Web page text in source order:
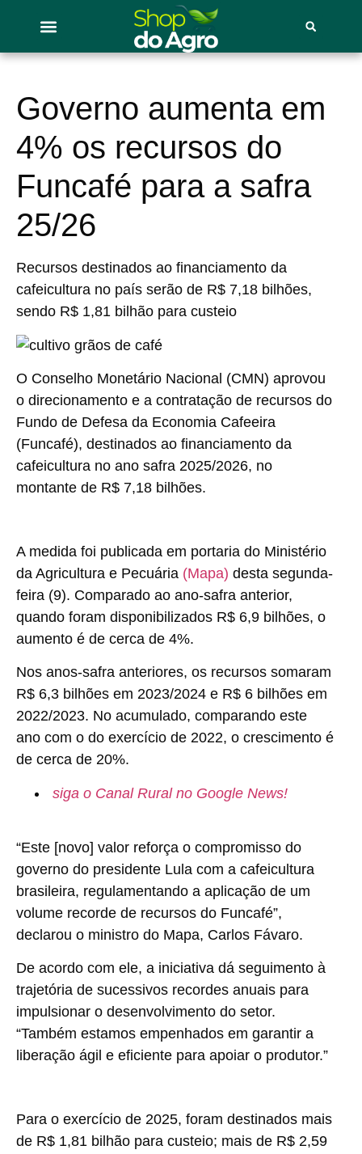
Governo aumenta em
4% os recursos do
Funcafé para a safra
25/26
Recursos destinados ao financiamento da
cafeicultura no país serão de R$ 7,18 bilhões,
sendo R$ 1,81 bilhão para custeio
O Conselho Monetário Nacional (CMN) aprovou
o direcionamento e a contratação de recursos do
Fundo de Defesa da Economia Cafeeira
(Funcafé), destinados ao financiamento da
cafeicultura no ano safra 2025/2026, no
montante de R$ 7,18 bilhões.
A medida foi publicada em portaria do Ministério
da Agricultura e Pecuária (Mapa) desta segunda-
feira (9). Comparado ao ano-safra anterior,
quando foram disponibilizados R$ 6,9 bilhões, o
aumento é de cerca de 4%.
Nos anos-safra anteriores, os recursos somaram
R$ 6,3 bilhões em 2023/2024 e R$ 6 bilhões em
2022/2023. No acumulado, comparando este
ano com o do exercício de 2022, o crescimento é
de cerca de 20%.
siga o Canal Rural no Google News!
“Este [novo] valor reforça o compromisso do
governo do presidente Lula com a cafeicultura
brasileira, regulamentando a aplicação de um
volume recorde de recursos do Funcafé”,
declarou o ministro do Mapa, Carlos Fávaro.
De acordo com ele, a iniciativa dá seguimento à
trajetória de sucessivos recordes anuais para
impulsionar o desenvolvimento do setor.
“Também estamos empenhados em garantir a
liberação ágil e eficiente para apoiar o produtor.”
Para o exercício de 2025, foram destinados mais
de R$ 1,81 bilhão para custeio; mais de R$ 2,59